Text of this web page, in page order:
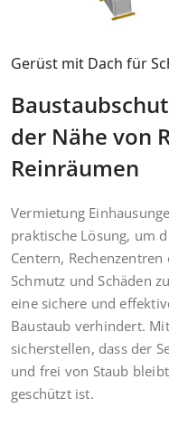
Gerüst mit Dach für
der Nähe von
Reinräumen
Vermietung
praktische Lösung, um
Centern,
Schmutz und Schäden
eine sichere und
Baustaub verhindert.
sicherstellen, dass der
und frei von Staub
geschützt ist.